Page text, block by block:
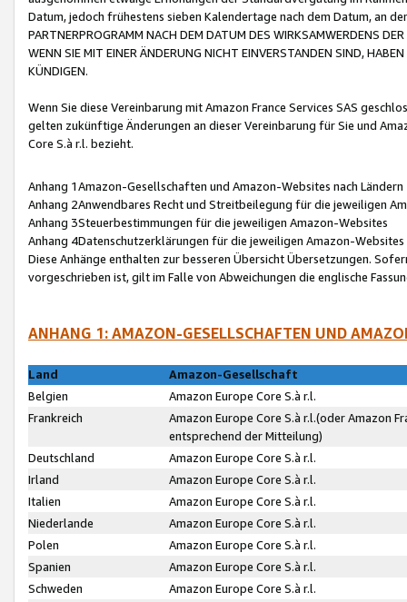
Datum, jedoch frühestens sieben Kalendertage nach dem Datum, an
PARTNERPROGRAMM NACH DEM DATUM DES WIRKSAMWERDENS
WENN SIE MIT EINER ÄNDERUNG NICHT EINVERSTANDEN SIND,
KÜNDIGEN.
Wenn Sie diese Vereinbarung mit Amazon France Services SAS
gelten zukünftige Änderungen an dieser Vereinbarung für Sie und
Core S.à r.l. bezieht.
Anhang 1Amazon-Gesellschaften und Amazon-Websites nach Ländern
Anhang 2Anwendbares Recht und Streitbeilegung für die jeweiligen
Anhang 3Steuerbestimmungen für die jeweiligen Amazon-Websites
Anhang 4Datenschutzerklärungen für die jeweiligen Amazon-Websites
Diese Anhänge enthalten zur besseren Übersicht Übersetzungen.
vorgeschrieben ist, gilt im Falle von Abweichungen die englische
ANHANG 1: AMAZON-GESELLSCHAFTEN UND
Land
Amazon-Gesellschaft
Belgien
Amazon Europe Core S.à r.l.
Frankreich
Amazon Europe Core S.à r.l.(oder Amazon
entsprechend der Mitteilung)
Deutschland
Amazon Europe Core S.à r.l.
Irland
Amazon Europe Core S.à r.l.
Italien
Amazon Europe Core S.à r.l.
Niederlande
Amazon Europe Core S.à r.l.
Polen
Amazon Europe Core S.à r.l.
Spanien
Amazon Europe Core S.à r.l.
Schweden
Amazon Europe Core S.à r.l.